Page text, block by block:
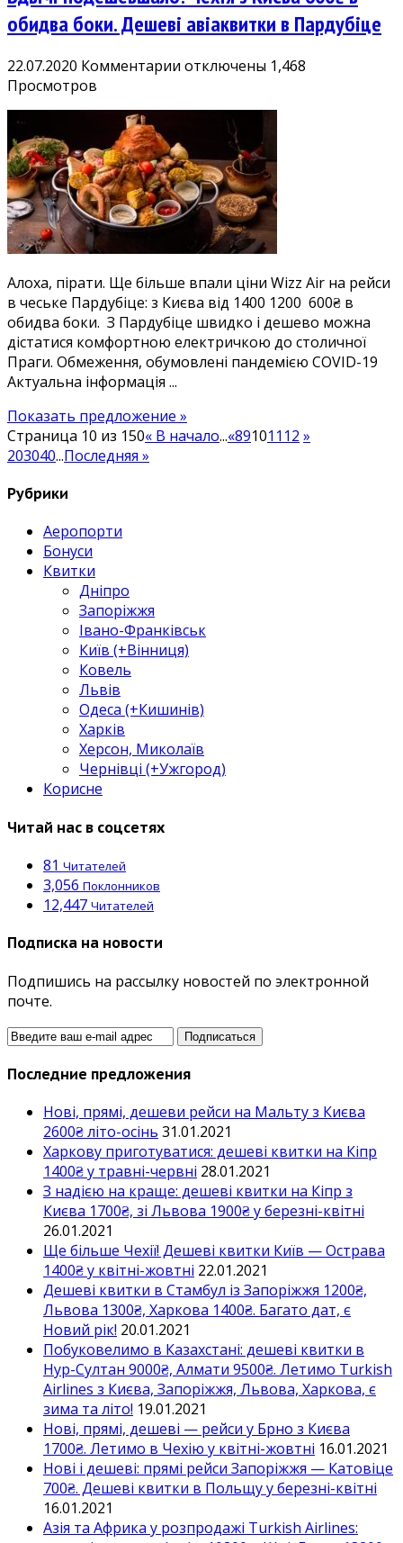
Львова.
Є
літні
обидва боки. Дешеві авіаквитки в Пардубіце
22.07.2020 Комментарии к
подешевшало:
Чехія
з
Києва
600₴
в
обидва
Дешеві
авіаквитки
в
Пардубіце
отключены 1,468
Просмотров
Алоха, пірати. Ще більше впали ціни Wizz Air на рейси
в чеське Пардубіце: з Києва від 1400 1200 600₴ в
обидва боки. З Пардубіце швидко і дешево можна
дістатися комфортною електричкою до столичної
Праги. Обмеження, обумовлені пандемією COVID-19
Актуальна інформація ...
Показать предложение »
Страница 10 из 150« В начало...«891011 12 »
203040...Последняя »
Рубрики
Аеропорти
Бонуси
Квитки
Дніпро
Запоріжжя
Івано-Франківськ
Київ (+Вінниця)
Ковель
Львів
Одеса (+Кишинів)
Харків
Херсон, Миколаїв
Чернівці (+Ужгород)
Корисне
Читай нас в соцсетях
81 Читателей
3,056 Поклонников
12,447 Читателей
Подписка на новости
Подпишись на рассылку новостей по электронной
почте.
Последние предложения
Нові, прямі, дешеви рейси на Мальту з Києва
2600₴ літо-осінь 31.01.2021
Харкову приготуватися: дешеві квитки на Кіпр
1400₴ у травні-червні 28.01.2021
З надією на краще: дешеві квитки на Кіпр з
Києва 1700₴, зі Львова 1900₴ у березні-квітні
26.01.2021
Ще більше Чехії! Дешеві квитки Київ — Острава
1400₴ у квітні-жовтні 22.01.2021
Дешеві квитки в Стамбул із Запоріжжя 1200₴,
Львова 1300₴, Харкова 1400₴. Багато дат, є
Новий рік! 20.01.2021
Побуковелимо в Казахстані: дешеві квитки в
Нур-Султан 9000₴, Алмати 9500₴. Летимо Turkish
Airlines з Києва, Запоріжжя, Львова, Харкова, є
зима та літо! 19.01.2021
Нові, прямі, дешеві — рейси у Брно з Києва
1700₴. Летимо в Чехію у квітні-жовтні 16.01.2021
Нові і дешеві: прямі рейси Запоріжжя — Катовіце
700₴. Дешеві квитки в Польщу у березні-квітні
16.01.2021
Азія та Африка у розпродажі Turkish Airlines: